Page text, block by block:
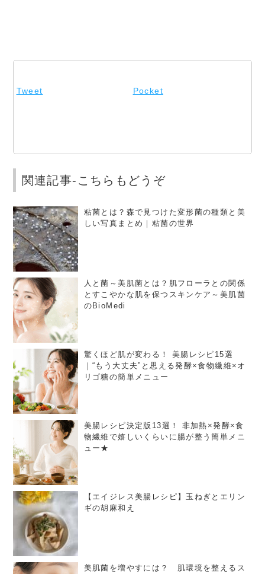
Tweet Pocket
関連記事-こちらもどうぞ
粘菌とは？森で見つけた変形菌の種類と美
しい写真まとめ｜粘菌の世界
人と菌～美肌菌とは？肌フローラとの関係
とすこやかな肌を保つスキンケア～美肌菌
のBioMedi
驚くほど肌が変わる！ 美腸レシピ15選
｜“もう大丈夫”と思える発酵×食物繊維×オ
リゴ糖の簡単メニュー
美腸レシピ決定版13選！ 非加熱×発酵×食
物繊維で嬉しいくらいに腸が整う簡単メニ
ュー★
【エイジレス美腸レシピ】玉ねぎとエリン
ギの胡麻和え
美肌菌を増やすには？ 肌環境を整えるス